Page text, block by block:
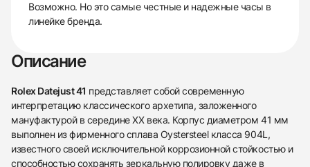
Возможно. Но это самые честные и надежные часы в
линейке бренда.
Описание
Rolex Datejust 41 представляет собой современную
интерпретацию классического архетипа, заложенного
мануфактурой в середине XX века. Корпус диаметром 41 мм
выполнен из фирменного сплава Oystersteel класса 904L,
известного своей исключительной коррозионной стойкостью и
способностью сохранять зеркальную полировку даже в